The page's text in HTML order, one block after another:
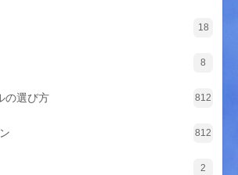
18
8
の選び方 812
812
2